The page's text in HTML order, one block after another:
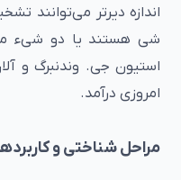
اندازه دیرتر می‌توانند
شی هستند یا دو شیء
استیون جی. وندنبرگ و
امروزی درآمد.
مراحل شناختی و